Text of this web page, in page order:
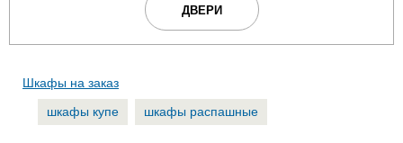
ДВЕРИ
Шкафы на заказ
шкафы купе
шкафы распашные